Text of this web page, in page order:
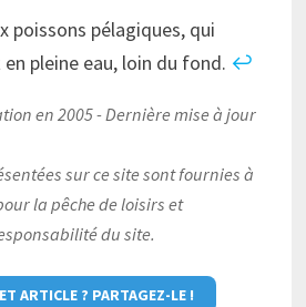
poissons pélagiques, qui
pleine eau, loin du fond. ↩︎
en 2005 - Dernière mise à jour
sur ce site sont fournies à
la pêche de loisirs et
du site.
ARTICLE ? PARTAGEZ-LE !